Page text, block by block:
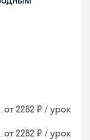
от 2282 ₽ / урок
от 2282 ₽ / урок